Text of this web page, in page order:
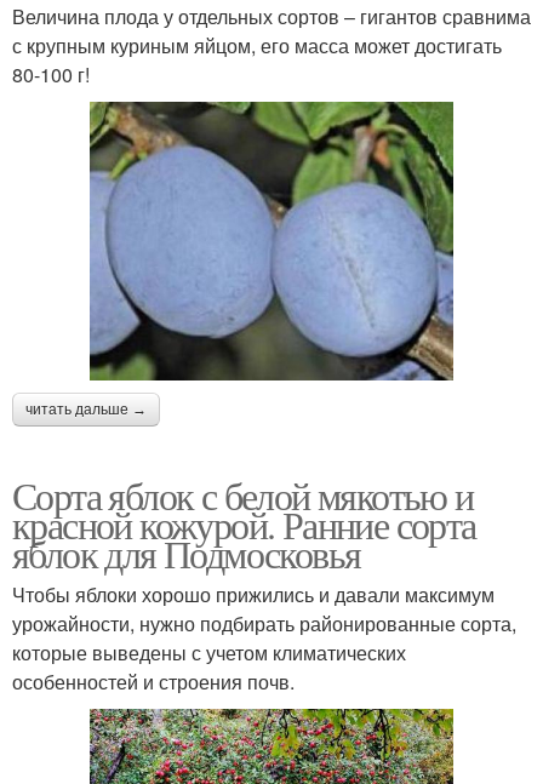
Величина плода у отдельных сортов – гигантов сравнима
с крупным куриным яйцом, его масса может достигать
80-100 г!
читать дальше →
Сорта яблок с белой мякотью и
красной кожурой. Ранние сорта
яблок для Подмосковья
Чтобы яблоки хорошо прижились и давали максимум
урожайности, нужно подбирать районированные сорта,
которые выведены с учетом климатических
особенностей и строения почв.